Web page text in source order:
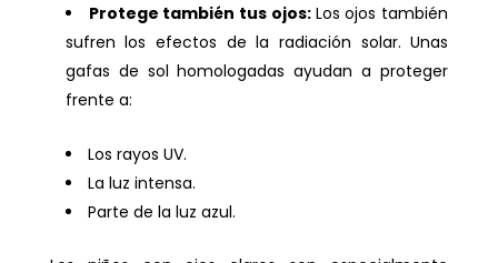
Protege también tus ojos: Los ojos también
sufren los efectos de la radiación solar. Unas
gafas de sol homologadas ayudan a proteger
frente a:
Los rayos UV.
La luz intensa.
Parte de la luz azul.